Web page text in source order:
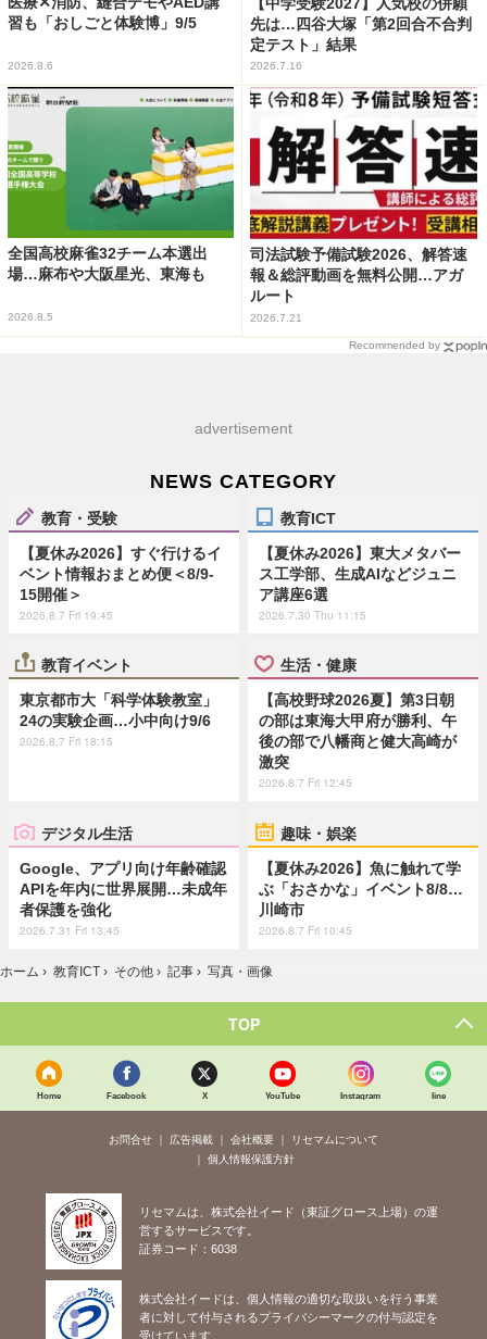
習も「おしごと体験博」9/5
2026.8.6
先は…四谷大塚「第2回合不合判
定テスト」結果
2026.7.16
全国高校麻雀32チーム本選出
場…麻布や大阪星光、東海も
2026.8.5
司法試験予備試験2026、解答速
報＆総評動画を無料公開…アガ
ルート
2026.7.21
Recommended by
advertisement
NEWS CATEGORY
教育・受験
【夏休み2026】すぐ行けるイ
ベント情報おまとめ便＜8/9-
15開催＞
2026.8.7 Fri 19:45
教育ICT
【夏休み2026】東大メタバー
ス工学部、生成AIなどジュニ
ア講座6選
2026.7.30 Thu 11:15
教育イベント
東京都市大「科学体験教室」
24の実験企画…小中向け9/6
2026.8.7 Fri 18:15
生活・健康
【高校野球2026夏】第3日朝
の部は東海大甲府が勝利、午
後の部で八幡商と健大高崎が
激突
2026.8.7 Fri 12:45
デジタル生活
Google、アプリ向け年齢確認
APIを年内に世界展開…未成年
者保護を強化
2026.7.31 Fri 13:45
趣味・娯楽
【夏休み2026】魚に触れて学
ぶ「おさかな」イベント8/8…
川崎市
2026.8.7 Fri 10:45
ホーム › 教育ICT › その他 › 記事 › 写真・画像
TOP
Home Facebook X YouTube Instagram line
お問合せ 広告掲載 会社概要
リセマムについて
個人情報保護方針
リセマムは、株式会社イード（東証グロース上場）の運
営するサービスです。
証券コード：6038
株式会社イードは、個人情報の適切な取扱いを行う事業
者に対して付与されるプライバシーマークの付与認定を
受けています。